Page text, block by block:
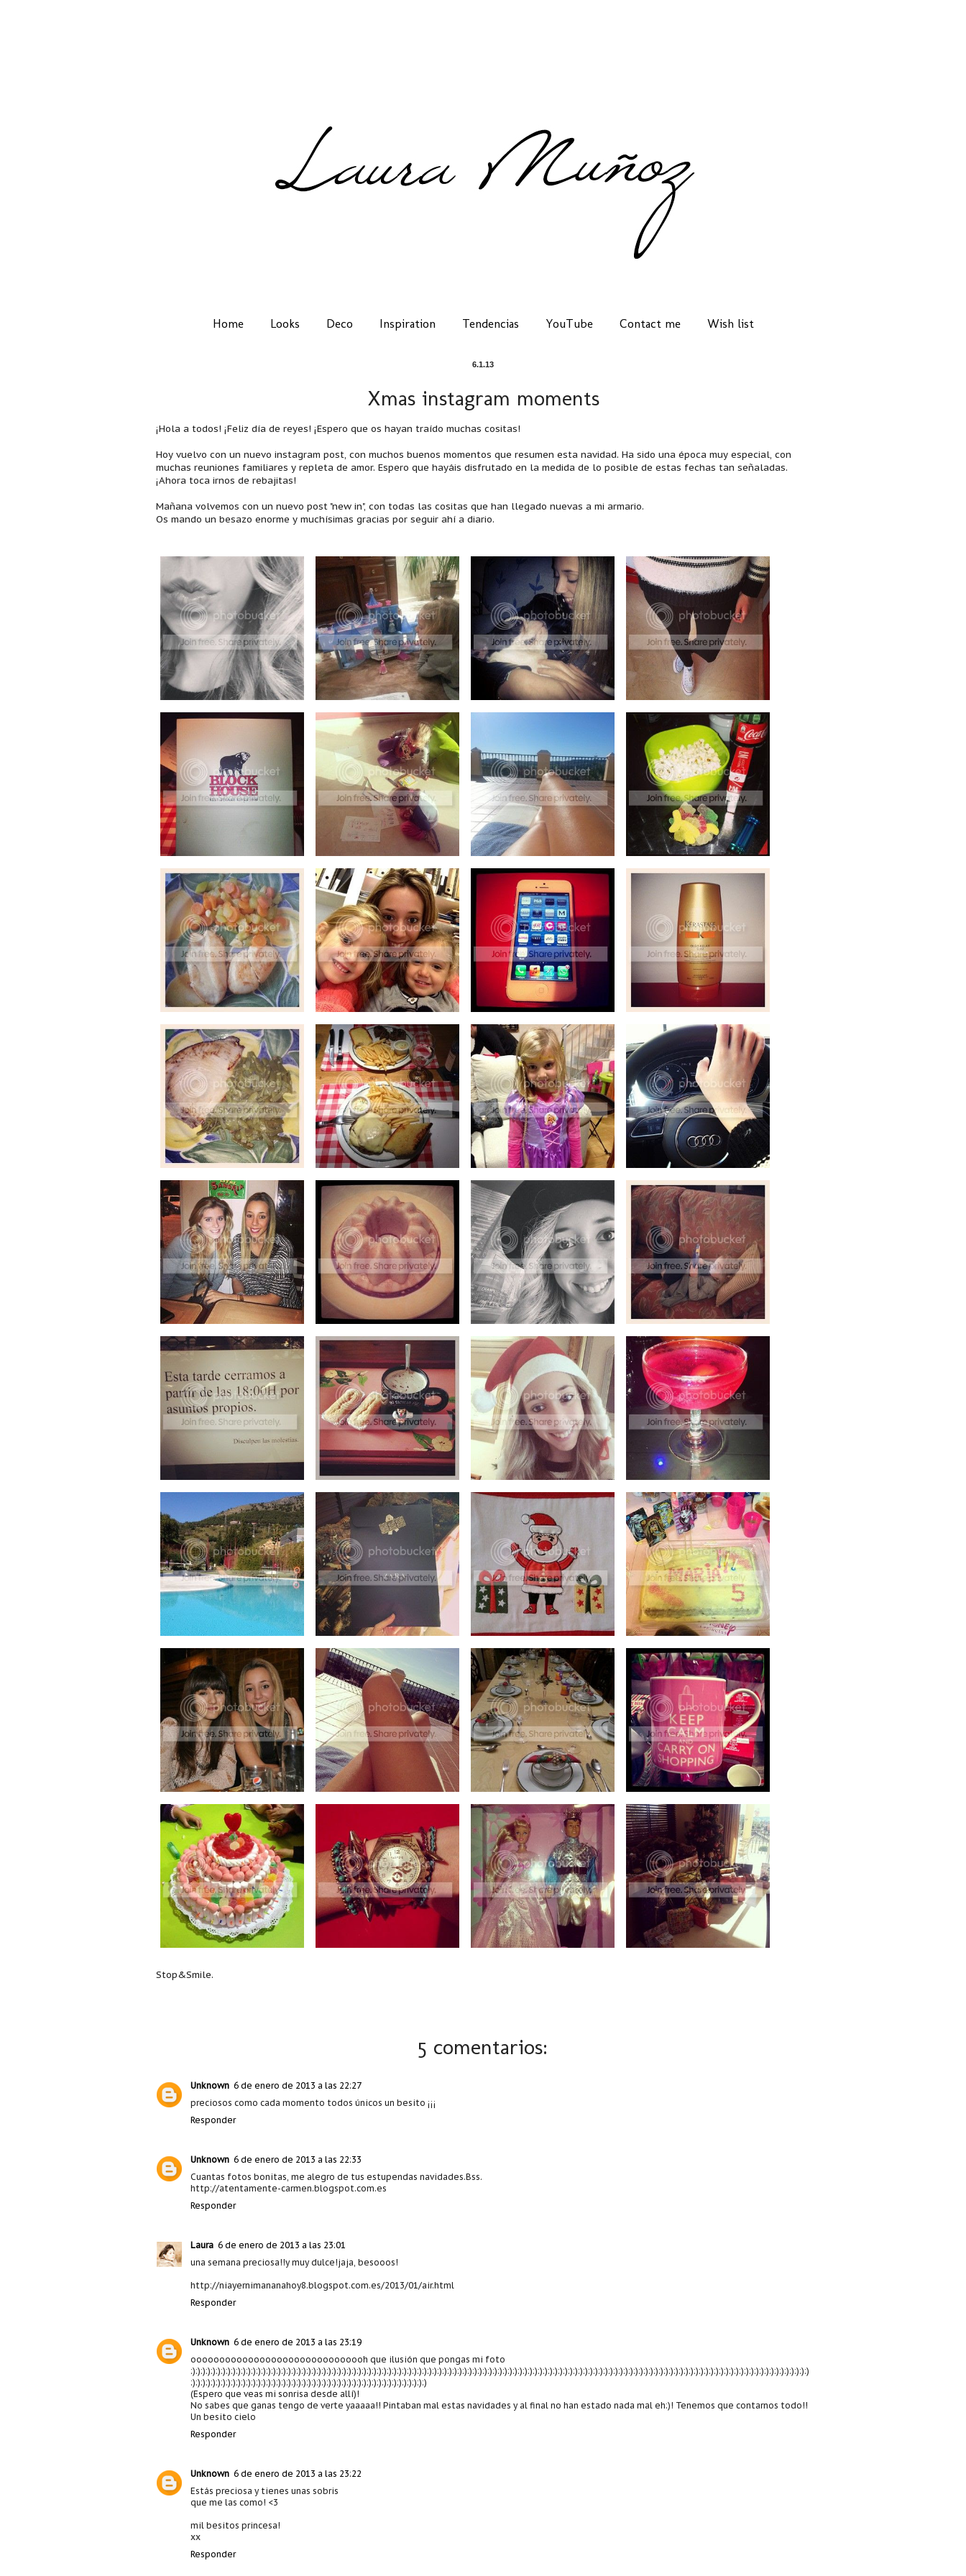
Home Looks Deco Inspiration Tendencias YouTube Contact me Wish list
6.1.13
Xmas instagram moments
¡Hola a todos! ¡Feliz día de reyes! ¡Espero que os hayan traído muchas cositas!
Hoy vuelvo con un nuevo instagram post, con muchos buenos momentos que resumen esta navidad. Ha sido una época muy especial, con
muchas reuniones familiares y repleta de amor. Espero que hayáis disfrutado en la medida de lo posible de estas fechas tan señaladas.
¡Ahora toca irnos de rebajitas!
Mañana volvemos con un nuevo post "new in", con todas las cositas que han llegado nuevas a mi armario.
Os mando un besazo enorme y muchísimas gracias por seguir ahí a diario.
Stop&Smile.
5 comentarios:
Unknown 6 de enero de 2013 a las 22:27
preciosos como cada momento todos únicos un besito ¡¡¡
Responder
Unknown 6 de enero de 2013 a las 22:33
Cuantas fotos bonitas, me alegro de tus estupendas navidades.Bss.
http://atentamente-carmen.blogspot.com.es
Responder
Laura 6 de enero de 2013 a las 23:01
una semana preciosa!!y muy dulce!jaja, besooos!
http://niayernimananahoy8.blogspot.com.es/2013/01/air.html
Responder
Unknown 6 de enero de 2013 a las 23:19
ooooooooooooooooooooooooooooooh que ilusión que pongas mi foto
:):):):):):):):):):):):):):):):):):):):):):):):):):):):):):):):):):):):):):):):):):):):):):):):):):):):):):):):):):):):):):):):):):):):):):):):):):):):):):):):):):):):):):):):):):):):):):):):):):):):):):):):):):):):):):):):):):):):):):):):):):):)
:):):):):):):):):):):):):):):):):):):):):):):):):):):):):):):):):):):):):):):):):):):):):):):)
(Espero que veas mi sonrisa desde allí)!
No sabes que ganas tengo de verte yaaaaa!! Pintaban mal estas navidades y al final no han estado nada mal eh:)! Tenemos que contarnos todo!!
Un besito cielo
Responder
Unknown 6 de enero de 2013 a las 23:22
Estás preciosa y tienes unas sobris
que me las como! <3
mil besitos princesa!
xx
Responder